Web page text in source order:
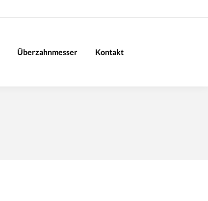
Überzahnmesser Kontakt